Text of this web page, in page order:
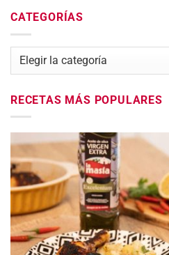
CATEGORÍAS
Categorías
RECETAS MÁS POPULARES